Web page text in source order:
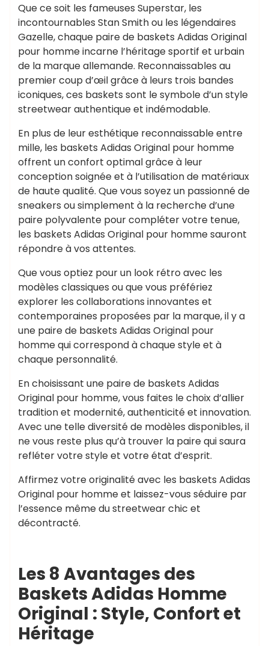
Que ce soit les fameuses Superstar, les
incontournables Stan Smith ou les légendaires
Gazelle, chaque paire de baskets Adidas Original
pour homme incarne l’héritage sportif et urbain
de la marque allemande. Reconnaissables au
premier coup d’œil grâce à leurs trois bandes
iconiques, ces baskets sont le symbole d’un style
streetwear authentique et indémodable.
En plus de leur esthétique reconnaissable entre
mille, les baskets Adidas Original pour homme
offrent un confort optimal grâce à leur
conception soignée et à l’utilisation de matériaux
de haute qualité. Que vous soyez un passionné de
sneakers ou simplement à la recherche d’une
paire polyvalente pour compléter votre tenue,
les baskets Adidas Original pour homme sauront
répondre à vos attentes.
Que vous optiez pour un look rétro avec les
modèles classiques ou que vous préfériez
explorer les collaborations innovantes et
contemporaines proposées par la marque, il y a
une paire de baskets Adidas Original pour
homme qui correspond à chaque style et à
chaque personnalité.
En choisissant une paire de baskets Adidas
Original pour homme, vous faites le choix d’allier
tradition et modernité, authenticité et innovation.
Avec une telle diversité de modèles disponibles, il
ne vous reste plus qu’à trouver la paire qui saura
refléter votre style et votre état d’esprit.
Affirmez votre originalité avec les baskets Adidas
Original pour homme et laissez-vous séduire par
l’essence même du streetwear chic et
décontracté.
Les 8 Avantages des
Baskets Adidas Homme
Original : Style, Confort et
Héritage